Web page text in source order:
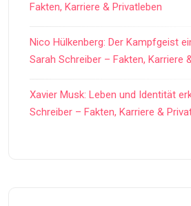
Fakten, Karriere & Privatleben
Nico Hülkenberg: Der Kampfgeist
Sarah Schreiber – Fakten, Karriere
Xavier Musk: Leben und Identität
Schreiber – Fakten, Karriere &